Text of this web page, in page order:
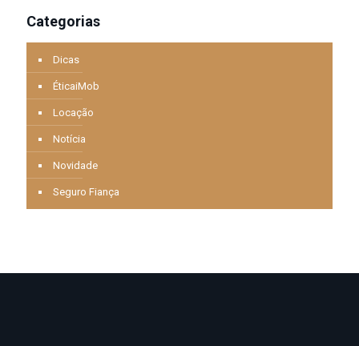
Categorias
Dicas
ÉticaiMob
Locação
Notícia
Novidade
Seguro Fiança